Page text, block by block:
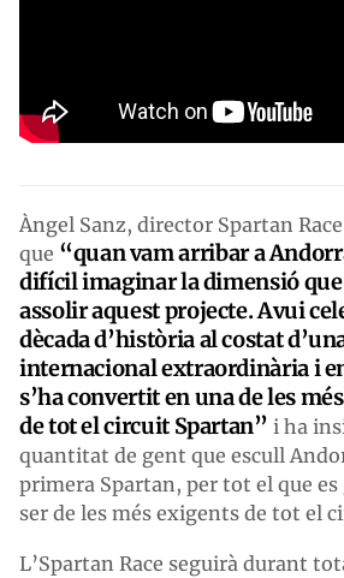
Àngel Sanz, director Spartan
que “quan vam arribar a
difícil imaginar la dimensió
assolir aquest projecte. Avui
dècada d’història al costat
internacional extraordinària i
s’ha convertit en una de les
de tot el circuit Spartan” i ha
quantitat de gent que escull
primera Spartan, per tot el que
ser de les més exigents de tot el
L’Spartan Race seguirà durant